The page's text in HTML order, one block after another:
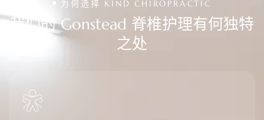
为何选择 KIND CHIROPRACTIC
我们的 Gonstead 脊椎护理有何独特
之处